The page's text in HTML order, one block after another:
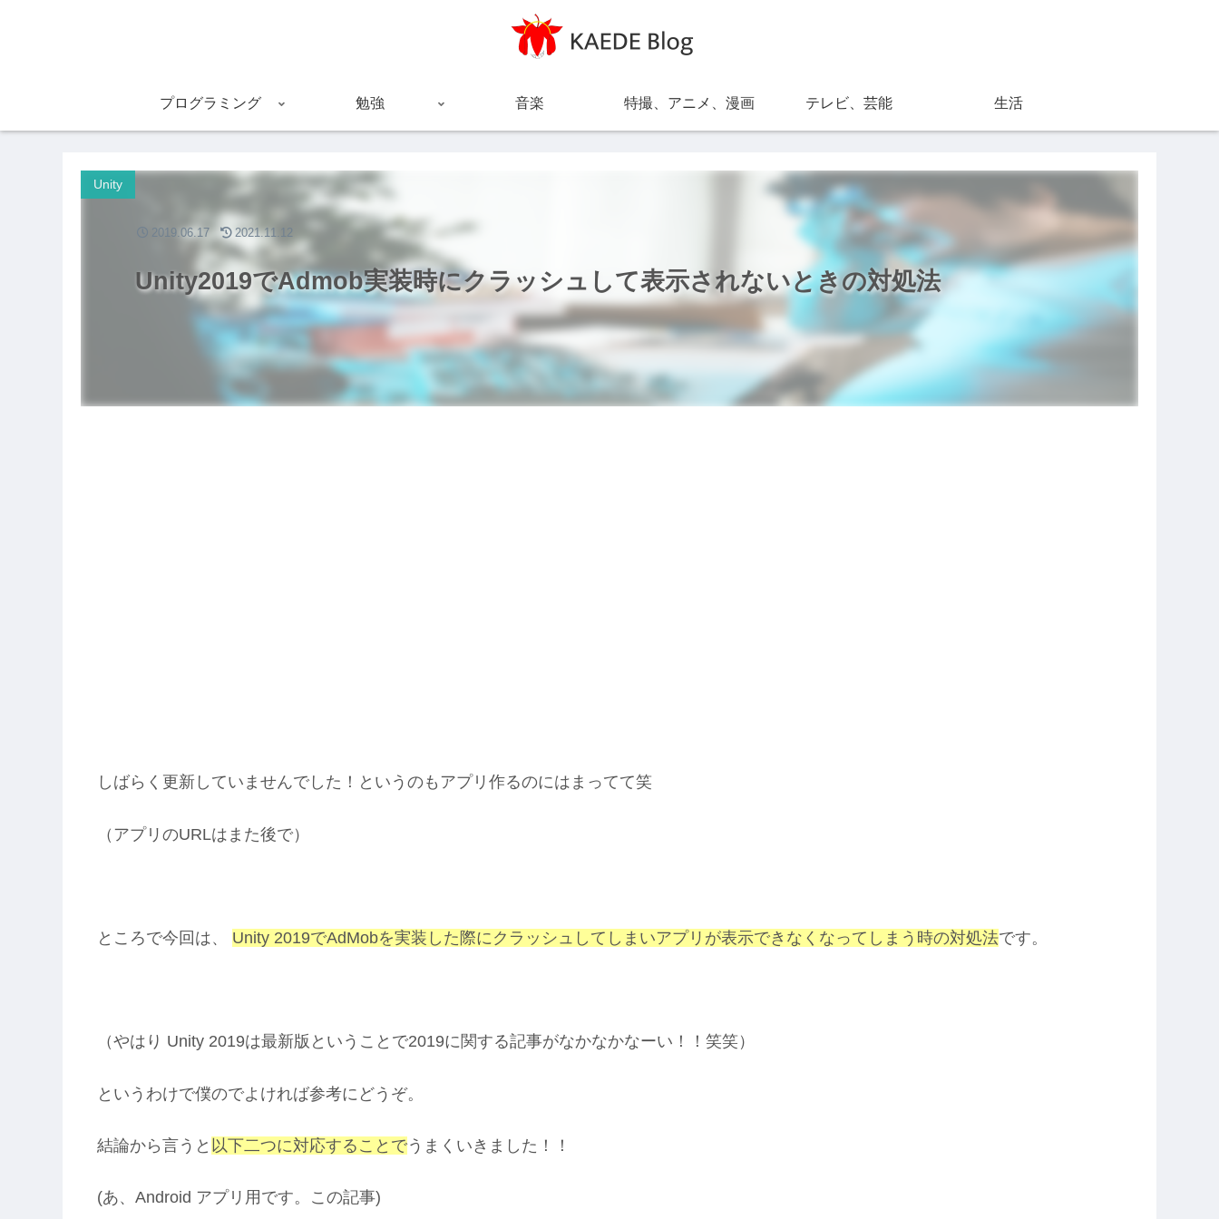
プログラミング 勉強 音楽 特撮、アニメ、漫画 テレビ、芸能 生活
Unity2019でAdmob実装時にクラッシュして表示されないときの対処法
Unity
2019.06.17 2021.11.12
しばらく更新していませんでした！というのもアプリ作るのにはまってて笑
（アプリのURLはまた後で）
ところで今回は、 Unity 2019でAdMobを実装した際にクラッシュしてしまいアプリが表示できなくなってしまう時の対処法です。
（やはり Unity 2019は最新版ということで2019に関する記事がなかなかなーい！！笑笑）
というわけで僕のでよければ参考にどうぞ。
結論から言うと 以下二つに対応することでうまくいきました！！
(あ、Android アプリ用です。この記事)